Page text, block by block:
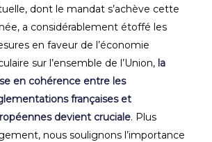
dont le mandat s’achève cette
a considérablement étoffé les
en faveur de l’économie
sur l’ensemble de l’Union,la
en cohérence entre les
françaises et
devient cruciale. Plus
nous soulignons l’importance